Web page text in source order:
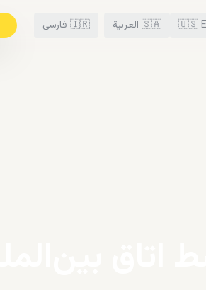
🇺🇸
🇸🇦 العربية 🇮🇷 فارسی